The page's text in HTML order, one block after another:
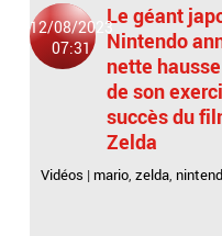
12/08/2023
07:31
Le géant
Nintendo
nette
de son
succès du
Zelda
Vidéos | mario,zelda,